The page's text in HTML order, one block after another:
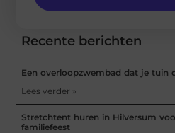
Recente berichten
Een overloopzwembad dat je tuin
Lees verder »
Stretchtent huren in Hilversum
familiefeest